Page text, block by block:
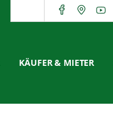
KÄUFER & MIETER